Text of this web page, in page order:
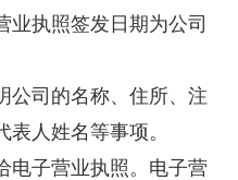
业执照签发日期为公司
司的名称、住所、注
人姓名等事项。
子营业执照。电子营